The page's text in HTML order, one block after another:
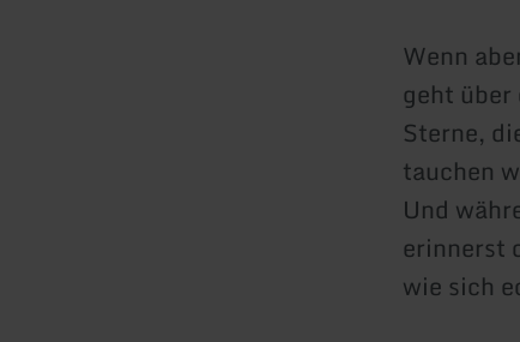
Wenn
geht
Sterne,
tauchen
Und
erinnerst
wie sich